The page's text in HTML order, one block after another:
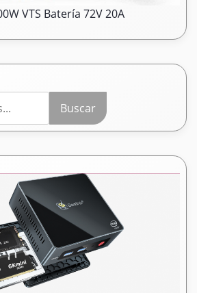
VTS Batería 72V 20A
Buscar